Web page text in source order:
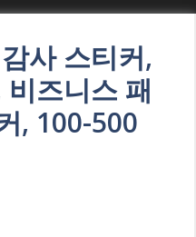
사 스티커,
즈니스 패
, 100-500